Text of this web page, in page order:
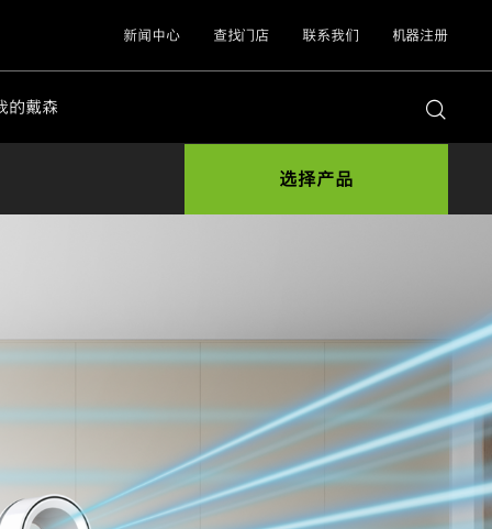
的戴森
新闻中心 查找门店 联系我们 机器注册
选择产品